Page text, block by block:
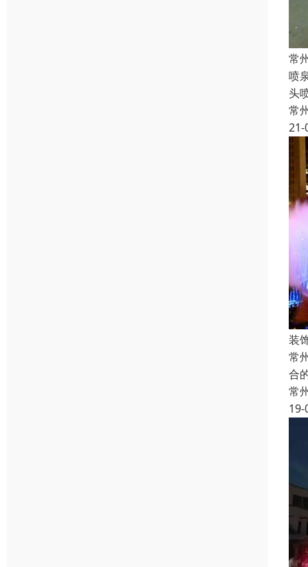
常
喷
头
常
21-
装
常
合
常
19-